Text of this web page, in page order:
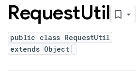
RequestUtil
public class RequestUtil
extends Object